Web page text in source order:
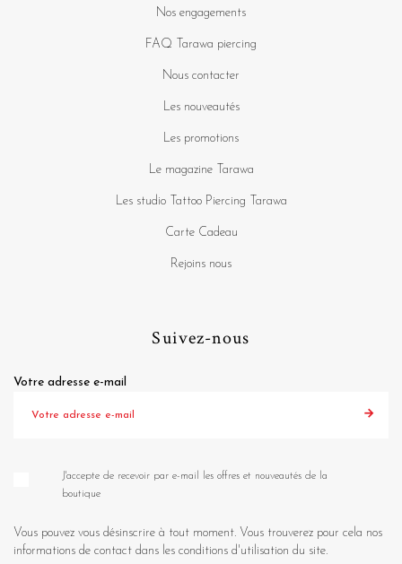
Nos engagements
FAQ Tarawa piercing
Nous contacter
Les nouveautés
Les promotions
Le magazine Tarawa
Les studio Tattoo Piercing Tarawa
Carte Cadeau
Rejoins nous
Suivez-nous
Votre adresse e-mail
J'accepte de recevoir par e-mail les offres et nouveautés de la
boutique
Vous pouvez vous désinscrire à tout moment. Vous trouverez pour cela nos
informations de contact dans les conditions d'utilisation du site.